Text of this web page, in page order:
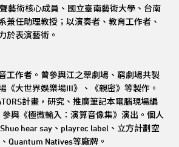
藝術核心成員、國立臺南藝術大學、台南
兼任助理教授；以演奏者、教育工作者、
於表演藝術。
工作者。曾參與江之翠劇場、窮劇場共製
《大世界娛樂場III》、《親密》等製作。
計畫，研究、推廣筆記本電腦現場編
與《極微輸入：演算音像集》演出。個人
hear say、playrec label、立方計劃空
Quantum Natives等廠牌。